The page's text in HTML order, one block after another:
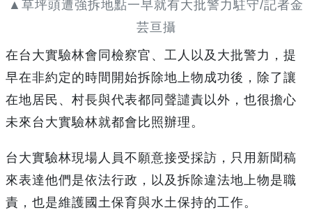
▲草坪頭遭強拆地點一早就有大批警力駐守/記者金
芸亘攝
在台大實驗林會同檢察官、工人以及大批警力，提
早在非約定的時間開始拆除地上物成功後，除了讓
在地居民、村長與代表都同聲譴責以外，也很擔心
未來台大實驗林就都會比照辦理。
台大實驗林現場人員不願意接受採訪，只用新聞稿
來表達他們是依法行政，以及拆除違法地上物是職
責，也是維護國土保育與水土保持的工作。